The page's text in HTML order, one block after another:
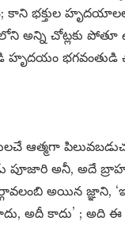
భక్తుల
అన్ని చోట్లకు
హృదయం
ఆత్మగా
పూజారి అనీ, అదే
అయిన జ్ఞాని,
అదీ కాదు’ ; అది ఈ